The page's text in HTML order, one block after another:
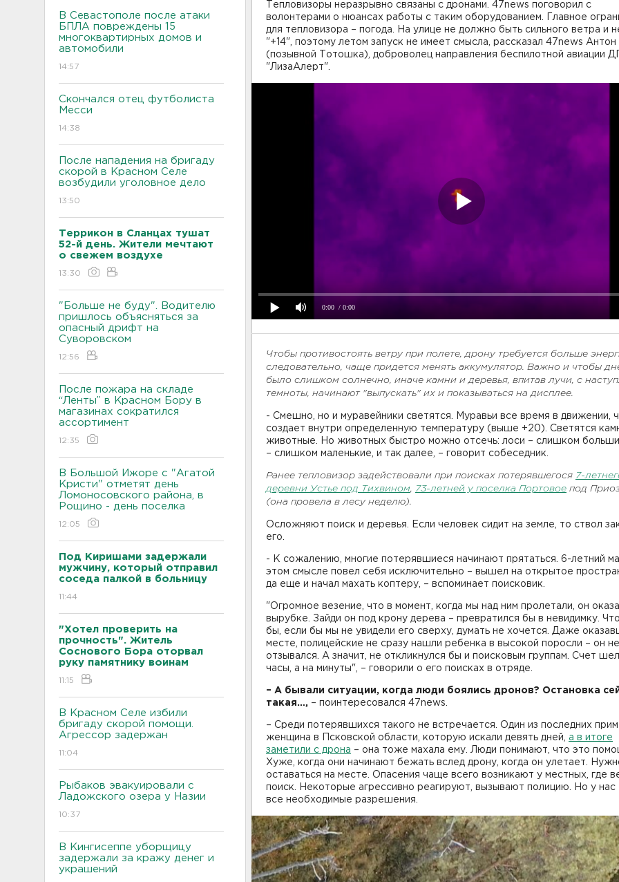
В Севастополе после атаки
БПЛА повреждены 15
многоквартирных домов и
автомобили
14:57
Скончался отец футболиста
Месси
14:38
После нападения на бригаду
скорой в Красном Селе
возбудили уголовное дело
13:50
Террикон в Сланцах тушат
52-й день. Жители мечтают
о свежем воздухе
13:30
"Больше не буду". Водителю
пришлось объясняться за
опасный дрифт на
Суворовском
12:56
После пожара на складе
“Ленты” в Красном Бору в
магазинах сократился
ассортимент
12:35
В Большой Ижоре с "Агатой
Кристи" отметят день
Ломоносовского района, в
Рощино - день поселка
12:05
Под Киришами задержали
мужчину, который отправил
соседа палкой в больницу
11:44
"Хотел проверить на
прочность". Житель
Соснового Бора оторвал
руку памятнику воинам
11:15
В Красном Селе избили
бригаду скорой помощи.
Агрессор задержан
11:04
Рыбаков эвакуировали с
Ладожского озера у Назии
10:37
В Кингисеппе уборщицу
задержали за кражу денег и
украшений
Тепловизоры неразрывно связаны с дронами. 47news поговорил с
волонтерами о нюансах работы с таким оборудованием. Главное
для тепловизора – погода. На улице не должно быть сильного ветра и
"+14", поэтому летом запуск не имеет смысла, рассказал 47news Антон
(позывной Тотошка), доброволец направления беспилотной авиации
"ЛизаАлерт".
0:00 / 0:00
Чтобы противостоять ветру при полете, дрону требуется больше
следовательно, чаще придется менять аккумулятор. Важно и чтобы
было слишком солнечно, иначе камни и деревья, впитав лучи, с
темноты, начинают "выпускать" их и показываться на дисплее.
- Смешно, но и муравейники светятся. Муравьи все время в движении,
создает внутри определенную температуру (выше +20). Светятся
животные. Но животных быстро можно отсечь: лоси – слишком
– слишком маленькие, и так далее, – говорит собеседник.
Ранее тепловизор задействовали при поисках потерявшегося 7-
деревни Устье под Тихвином
73-летней у поселка Портовое под
(она провела в лесу неделю).
Осложняют поиск и деревья. Если человек сидит на земле, то ствол
его.
- К сожалению, многие потерявшиеся начинают прятаться. 6-летний
этом смысле повел себя исключительно – вышел на открытое
да еще и начал махать коптеру, – вспоминает поисковик.
"Огромное везение, что в момент, когда мы над ним пролетали, он
вырубке. Зайди он под крону дерева – превратился бы в невидимку.
бы, если бы мы не увидели его сверху, думать не хочется. Даже
месте, полицейские не сразу нашли ребенка в высокой поросли – он не
отзывался. А значит, не откликнулся бы и поисковым группам. Счет
часы, а на минуты", – говорили о его поисках в отряде.
– А бывали ситуации, когда люди боялись дронов? Остановка
такая…, – поинтересовался 47news.
– Среди потерявшихся такого не встречается. Один из последних
женщина в Псковской области, которую искали девять дней, а в итоге
заметили с дрона – она тоже махала ему. Люди понимают, что это
Хуже, когда они начинают бежать вслед дрону, когда он улетает.
оставаться на месте. Опасения чаще всего возникают у местных, где
поиск. Некоторые агрессивно реагируют, вызывают полицию. Но у нас
все необходимые разрешения.